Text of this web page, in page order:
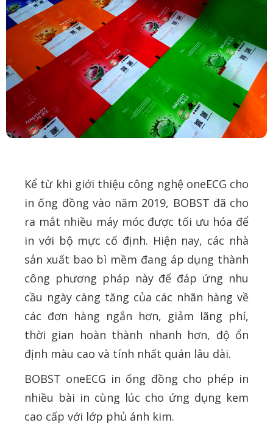
Kể từ khi giới thiệu công nghệ oneECG cho
in ống đồng vào năm 2019, BOBST đã cho
ra mắt nhiều máy móc được tối ưu hóa để
in với bộ mực cố định. Hiện nay, các nhà
sản xuất bao bì mềm đang áp dụng thành
công phương pháp này để đáp ứng nhu
cầu ngày càng tăng của các nhãn hàng về
các đơn hàng ngắn hơn, giảm lãng phí,
thời gian hoàn thành nhanh hơn, độ ổn
định màu cao và tính nhất quán lâu dài.
BOBST oneECG in ống đồng cho phép in
nhiều bài in cùng lúc cho ứng dụng kem
cao cấp với lớp phủ ánh kim.